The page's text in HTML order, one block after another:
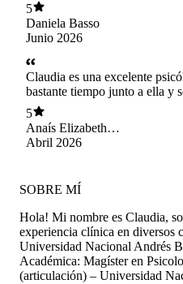
5
Daniela Basso
Junio 2026
Claudia es una excelente
bastante tiempo junto a ella y
agradecerle profundamente
acompañamiento en mi
ha ayudado a entenderme con
respeto. Es una persona muy
en sesión y es capaz de poder
respecto a lo que a uno le
asertiva. Su vocación y
destaco de ella, por lo que
recomiendo! Gracias
5
Anaís Elizabeth
Huaracán Aguilera
Abril 2026
SOBRE MÍ
Hola! Mi nombre es Claudia,
experiencia clínica en diversos
Universidad Nacional Andrés
Académica: Magíster en
(articulación) – Universidad